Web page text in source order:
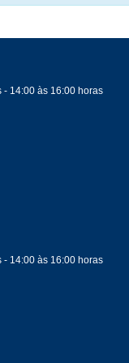
14:00 às 16:00 horas
14:00 às 16:00 horas